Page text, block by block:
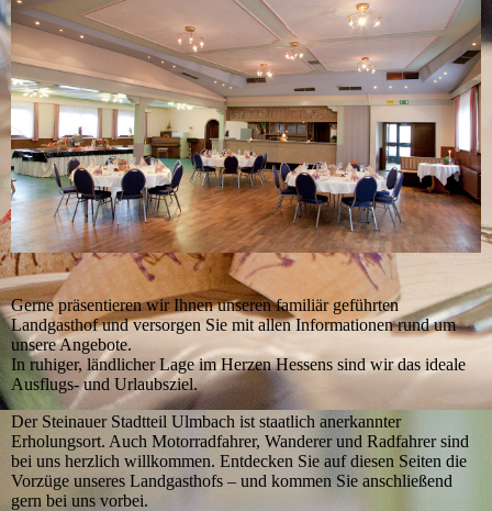
Gerne präsentieren wir Ihnen unseren familiär geführten
Landgasthof und versorgen Sie mit allen Informationen rund um
unsere Angebote.
In ruhiger, ländlicher Lage im Herzen Hessens sind wir das ideale
Ausflugs- und Urlaubsziel.
Der Steinauer Stadtteil Ulmbach ist staatlich anerkannter
Erholungsort. Auch Motorradfahrer, Wanderer und Radfahrer sind
bei uns herzlich willkommen. Entdecken Sie auf diesen Seiten die
Vorzüge unseres Landgasthofs – und kommen Sie anschließend
gern bei uns vorbei.